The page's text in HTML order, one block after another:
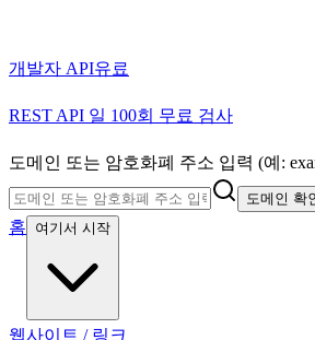
개발자 API유료
REST API 일 100회 무료 검사
도메인 또는 암호화폐 주소 입력 (예:
도메인 확
홈 여기서 시작
웹사이트 / 링크